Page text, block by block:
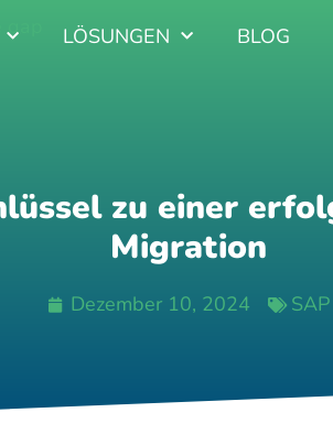
LÖSUNGEN BLOG
zu einer
Migration
Dezember 10, 2024 SAP